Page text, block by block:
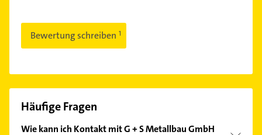
Bewertung schreiben
Häufige Fragen
Wie kann ich Kontakt mit G + S Metallbau GmbH